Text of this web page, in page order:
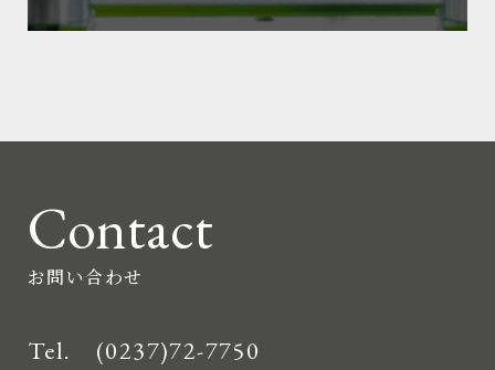
Contact
お問い合わせ
Tel. (0237)72-7750